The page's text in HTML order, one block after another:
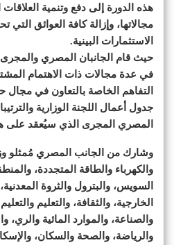
هذه الدورة إلى دفع وتنمية
مجالاتها، وإزالة كافة العوائق التي
الاستثمارات البينية.
حيث قام الجانبان المصري والمجرى
في عدة مجالات ذات الاهتمام
التفاهم الخاصة بالتعاون في مجال
جدول أعمال اللجنة الوزارية
المصري المجرى الذي سيُعقد على
وشارك من الجانب المصري مُمثلو
والكهرباء والطاقة المتجددة،
السويس، والبترول والثروة
الخارجية، والثقافة، والتعليم
والصناعة، والموارد المائية والري،
والرياضة، والصحة والسكان،